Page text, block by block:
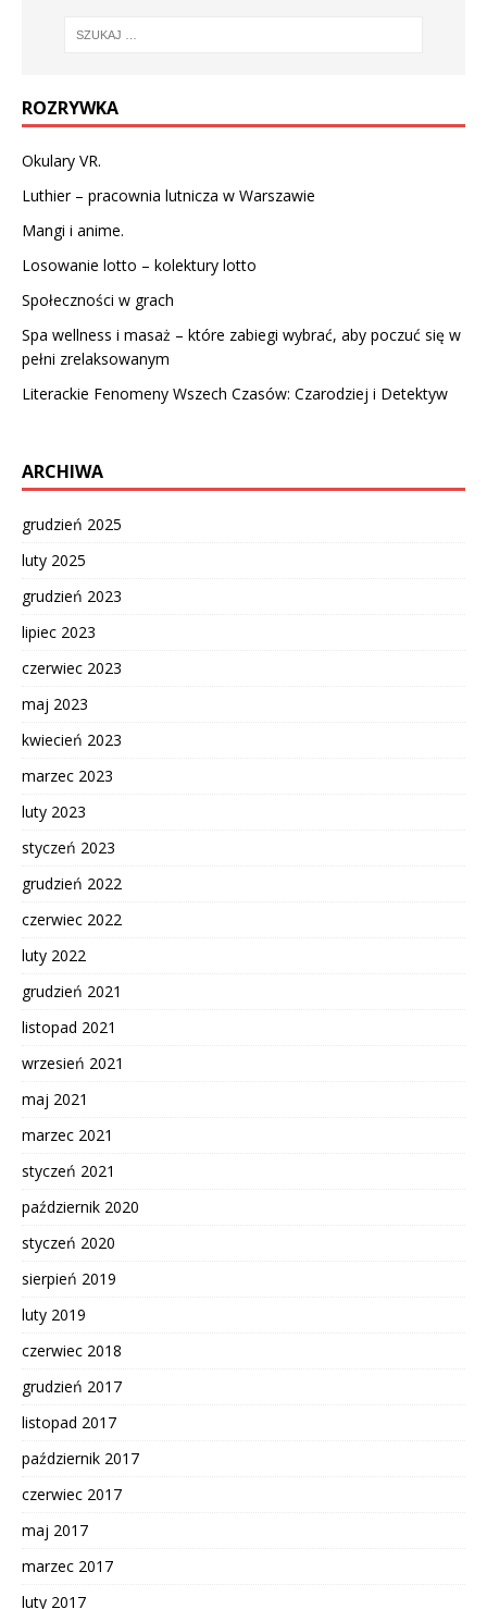
ROZRYWKA
Okulary VR.
Luthier – pracownia lutnicza w Warszawie
Mangi i anime.
Losowanie lotto – kolektury lotto
Społeczności w grach
Spa wellness i masaż – które zabiegi wybrać, aby poczuć się w
pełni zrelaksowanym
Literackie Fenomeny Wszech Czasów: Czarodziej i Detektyw
ARCHIWA
grudzień 2025
luty 2025
grudzień 2023
lipiec 2023
czerwiec 2023
maj 2023
kwiecień 2023
marzec 2023
luty 2023
styczeń 2023
grudzień 2022
czerwiec 2022
luty 2022
grudzień 2021
listopad 2021
wrzesień 2021
maj 2021
marzec 2021
styczeń 2021
październik 2020
styczeń 2020
sierpień 2019
luty 2019
czerwiec 2018
grudzień 2017
listopad 2017
październik 2017
czerwiec 2017
maj 2017
marzec 2017
luty 2017